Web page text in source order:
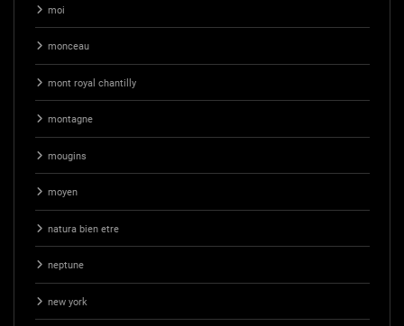
moi
monceau
mont royal chantilly
montagne
mougins
moyen
natura bien etre
neptune
new york